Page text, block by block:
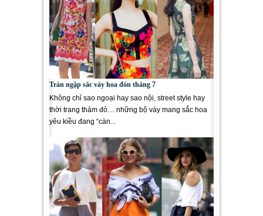
Tràn ngập sắc váy hoa đón tháng 7
Không chỉ sao ngoại hay sao nội, street style hay
thời trang thảm đỏ… những bộ váy mang sắc hoa
yêu kiều đang “càn...